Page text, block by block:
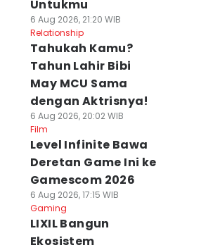
Untukmu
6 Aug 2026, 21:20 WIB
Relationship
Tahukah Kamu?
Tahun Lahir Bibi
May MCU Sama
dengan Aktrisnya!
6 Aug 2026, 20:02 WIB
Film
Level Infinite Bawa
Deretan Game Ini ke
Gamescom 2026
6 Aug 2026, 17:15 WIB
Gaming
LIXIL Bangun
Ekosistem